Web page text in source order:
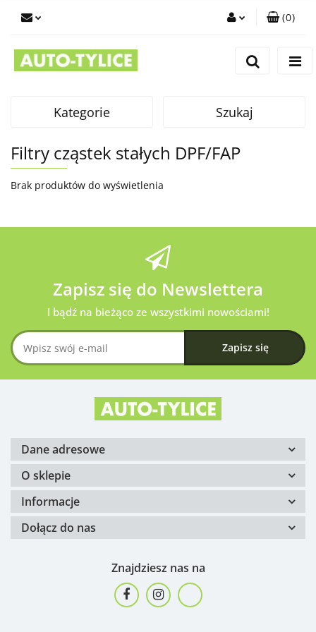
(0)
Kategorie Szukaj
Filtry cząstek stałych DPF/FAP
Brak produktów do wyświetlenia
Zapisz się do Newslettera
I bądź na bieżąco ze wszystkimi nowościami!
Dane adresowe
O sklepie
Informacje
Dołącz do nas
Znajdziesz nas na